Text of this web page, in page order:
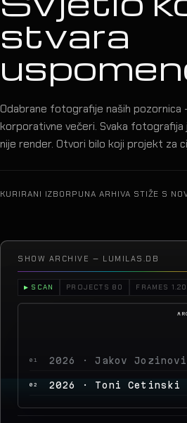
stvara
Odabrane fotografije naših
korporativne večeri. Svaka fotografija
nije render. Otvori bilo koji projekt za
KURIRANI IZBORPUNA ARHIVA STIŽE S
SHOW ARCHIVE — LUMILAS.DB
▶ SCAN PROJECTS 80 FRAMES
02 2026 · Toni Cetinski
03